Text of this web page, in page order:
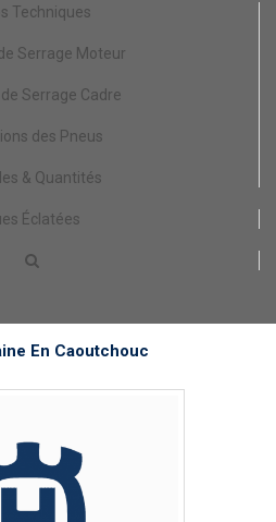
Techniques
Serrage Moteur
Serrage Cadre
des Pneus
& Quantités
Éclatées
En Caoutchouc